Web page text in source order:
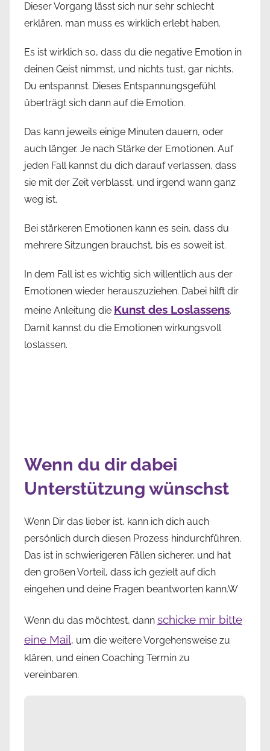
Dieser Vorgang lässt sich nur sehr schlecht
erklären, man muss es wirklich erlebt haben.
Es ist wirklich so, dass du die negative Emotion in
deinen Geist nimmst, und nichts tust, gar nichts.
Du entspannst. Dieses Entspannungsgefühl
überträgt sich dann auf die Emotion.
Das kann jeweils einige Minuten dauern, oder
auch länger. Je nach Stärke der Emotionen. Auf
jeden Fall kannst du dich darauf verlassen, dass
sie mit der Zeit verblasst, und irgend wann ganz
weg ist.
Bei stärkeren Emotionen kann es sein, dass du
mehrere Sitzungen brauchst, bis es soweit ist.
In dem Fall ist es wichtig sich willentlich aus der
Emotionen wieder herauszuziehen. Dabei hilft dir
meine Anleitung die Kunst des Loslassens.
Damit kannst du die Emotionen wirkungsvoll
loslassen.
Wenn du dir dabei
Unterstützung wünschst
Wenn Dir das lieber ist, kann ich dich auch
persönlich durch diesen Prozess hindurchführen.
Das ist in schwierigeren Fällen sicherer, und hat
den großen Vorteil, dass ich gezielt auf dich
eingehen und deine Fragen beantworten kann.W
Wenn du das möchtest, dann schicke mir bitte
eine Mail, um die weitere Vorgehensweise zu
klären, und einen Coaching Termin zu
vereinbaren.